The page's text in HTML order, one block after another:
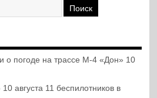
о погоде на трассе М-4 «Дон» 10
августа 11 беспилотников в